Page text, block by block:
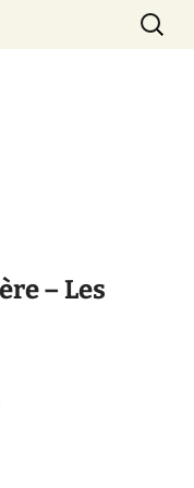
– Les